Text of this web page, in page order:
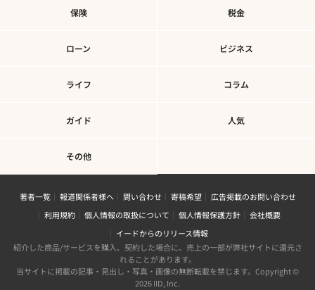
保険 税金
ローン ビジネス
ライフ コラム
ガイド 人気
その他
著者一覧 報道関係者様へ 問い合わせ 寄稿希望
広告掲載のお問い合わせ
利用規約
個人情報の取扱について 個人情報保護方針
会社概要
イードからのリリース情報
紹介した商品/サービスを購入、契約した場合に、売上の一部が弊社サイトに還元さ
れることがあります。
当サイトに掲載の記事・見出し・写真・画像の無断転載を禁じます。Copyright ©
2026 IID, Inc.